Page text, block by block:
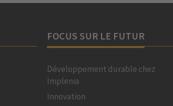
FOCUS SUR LE FUTUR
Développement durable chez
Implenia
Innovation